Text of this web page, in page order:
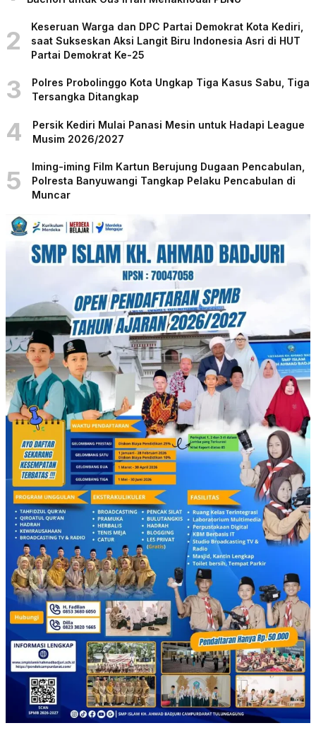
2
Keseruan Warga dan DPC Partai Demokrat Kota Kediri,
saat Sukseskan Aksi Langit Biru Indonesia Asri di HUT
Partai Demokrat Ke-25
3
Polres Probolinggo Kota Ungkap Tiga Kasus Sabu, Tiga
Tersangka Ditangkap
4
Persik Kediri Mulai Panasi Mesin untuk Hadapi League
Musim 2026/2027
5
Iming-iming Film Kartun Berujung Dugaan Pencabulan,
Polresta Banyuwangi Tangkap Pelaku Pencabulan di
Muncar